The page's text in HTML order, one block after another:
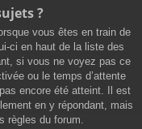
?
vous êtes en train de
ci en haut de la liste des
si vous ne voyez pas ce
ou le temps d’attente
encore été atteint. Il est
en y répondant, mais
règles du forum.